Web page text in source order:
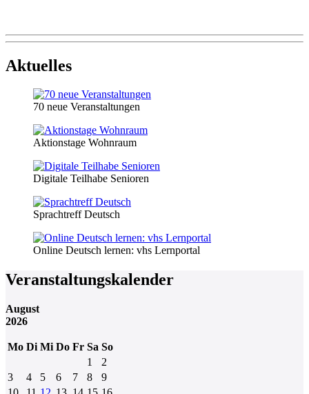
Aktuelles
70 neue Veranstaltungen
Aktionstage Wohnraum
Digitale Teilhabe Senioren
Sprachtreff Deutsch
Online Deutsch lernen: vhs Lernportal
Veranstaltungskalender
August
2026
Mo Di Mi Do Fr Sa So
1
2
3
4 5 6 7 8
9